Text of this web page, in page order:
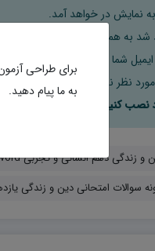
به نمایش در خواهد آمد.
به همین دلیل ایمیل خود را به
نظر نشدید با ما تماس بگیرید.
سوالات امتحانی دین و زندگی
برای طراحی
به ما پیام دهید.